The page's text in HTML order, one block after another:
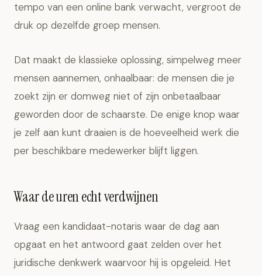
tempo van een online bank verwacht, vergroot de
druk op dezelfde groep mensen.
Dat maakt de klassieke oplossing, simpelweg meer
mensen aannemen, onhaalbaar: de mensen die je
zoekt zijn er domweg niet of zijn onbetaalbaar
geworden door de schaarste. De enige knop waar
je zelf aan kunt draaien is de hoeveelheid werk die
per beschikbare medewerker blijft liggen.
Waar de uren echt verdwijnen
Vraag een kandidaat-notaris waar de dag aan
opgaat en het antwoord gaat zelden over het
juridische denkwerk waarvoor hij is opgeleid. Het